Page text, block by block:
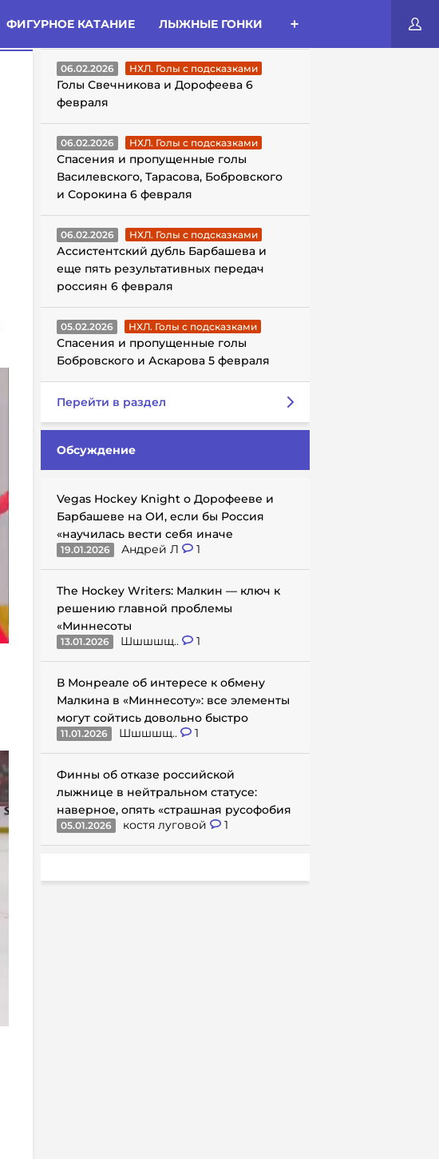
ФИГУРНОЕ КАТАНИЕ ЛЫЖНЫЕ ГОНКИ
ГОЛЫ С ПОДСКАЗКАМИ
06.02.2026 НХЛ. Голы с подсказками
Голы Свечникова и Дорофеева 6
февраля
06.02.2026 НХЛ. Голы с подсказками
Спасения и пропущенные голы
Василевского, Тарасова, Бобровского
и Сорокина 6 февраля
06.02.2026 НХЛ. Голы с подсказками
Ассистентский дубль Барбашева и
еще пять результативных передач
россиян 6 февраля
05.02.2026 НХЛ. Голы с подсказками
Спасения и пропущенные голы
Бобровского и Аскарова 5 февраля
Перейти в раздел
Обсуждение
Vegas Hockey Knight о Дорофееве и
Барбашеве на ОИ, если бы Россия
«научилась вести себя иначе
19.01.2026 Андрей Л 1
The Hockey Writers: Малкин — ключ к
решению главной проблемы
«Миннесоты
13.01.2026 Шшшшщ.. 1
В Монреале об интересе к обмену
Малкина в «Миннесоту»: все элементы
могут сойтись довольно быстро
11.01.2026 Шшшшщ.. 1
Финны об отказе российской
лыжнице в нейтральном статусе:
наверное, опять «страшная русофобия
05.01.2026 костя луговой 1